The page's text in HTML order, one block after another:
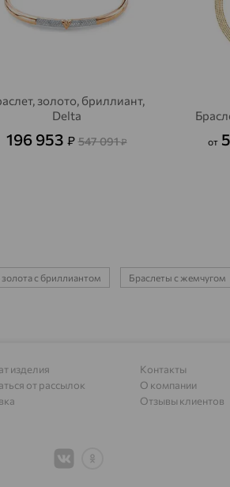
золото, бриллиант,
Delta
196 953 ₽ 547 091₽ от
с бриллиантом Браслеты с жемчугом
изделия
от рассылок
Контакты
О компании
Отзывы клиентов
доставка
Актюбинский, Азнакаевский район доставка
доставка